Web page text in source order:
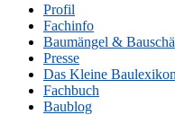
Profil
Fachinfo
Baumängel &
Presse
Das Kleine Baulexikon
Fachbuch
Baublog